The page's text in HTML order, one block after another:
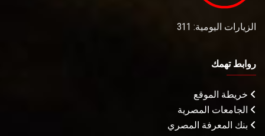
الزيارات اليومية: 311
روابط تهمك
خريطة الموقع
الجامعات المصرية
بنك المعرفة المصري